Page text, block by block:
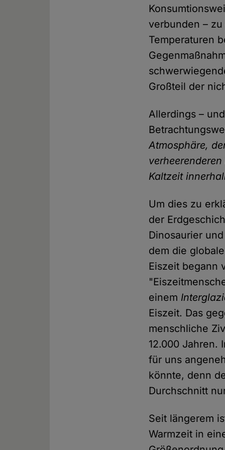
verbunden –
Temperaturen
Großteil der
Allerdings –
Atmosphäre,
Kaltzeit
Um dies zu
der
Dinosaurier
dem die
Eiszeit begann
einem
Eiszeit. Das
menschliche
12.000 Jahren.
für uns
könnte, denn
Durchschnitt
Seit längerem
Warmzeit in